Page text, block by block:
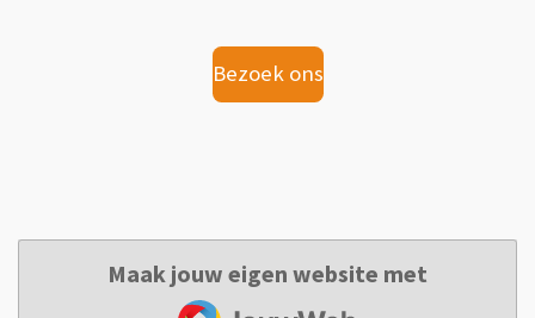
Bezoek ons
Maak jouw eigen website met
JouwWeb